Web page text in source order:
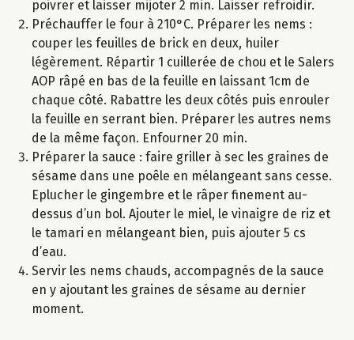
poivrer et laisser mijoter 2 min. Laisser refroidir.
Préchauffer le four à 210°C. Préparer les nems :
couper les feuilles de brick en deux, huiler
légèrement. Répartir 1 cuillerée de chou et le Salers
AOP râpé en bas de la feuille en laissant 1cm de
chaque côté. Rabattre les deux côtés puis enrouler
la feuille en serrant bien. Préparer les autres nems
de la même façon. Enfourner 20 min.
Préparer la sauce : faire griller à sec les graines de
sésame dans une poêle en mélangeant sans cesse.
Eplucher le gingembre et le râper finement au-
dessus d’un bol. Ajouter le miel, le vinaigre de riz et
le tamari en mélangeant bien, puis ajouter 5 cs
d’eau.
Servir les nems chauds, accompagnés de la sauce
en y ajoutant les graines de sésame au dernier
moment.